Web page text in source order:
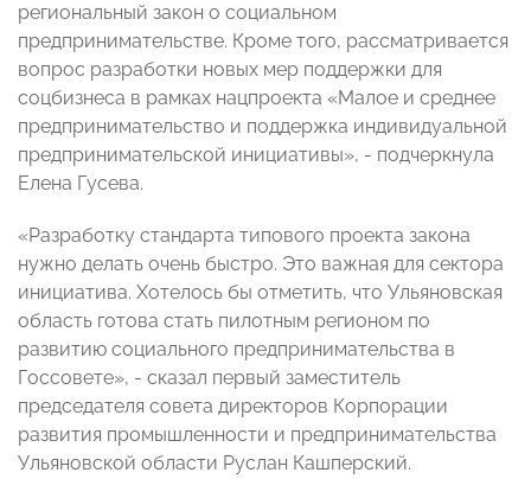
региональный закон о социальном
предпринимательстве. Кроме того, рассматривается
вопрос разработки новых мер поддержки для
соцбизнеса в рамках нацпроекта «Малое и среднее
предпринимательство и поддержка индивидуальной
предпринимательской инициативы», - подчеркнула
Елена Гусева.
«Разработку стандарта типового проекта закона
нужно делать очень быстро. Это важная для сектора
инициатива. Хотелось бы отметить, что Ульяновская
область готова стать пилотным регионом по
развитию социального предпринимательства в
Госсовете», - сказал первый заместитель
председателя совета директоров Корпорации
развития промышленности и предпринимательства
Ульяновской области Руслан Кашперский.